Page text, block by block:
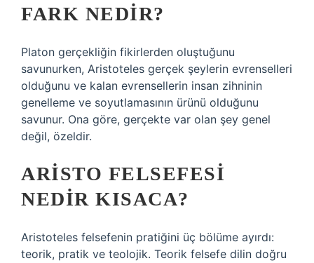
FARK NEDIR?
Platon gerçekliğin fikirlerden oluştuğunu
savunurken, Aristoteles gerçek şeylerin evrenselleri
olduğunu ve kalan evrensellerin insan zihninin
genelleme ve soyutlamasının ürünü olduğunu
savunur. Ona göre, gerçekte var olan şey genel
değil, özeldir.
ARISTO FELSEFESI
NEDIR KISACA?
Aristoteles felsefenin pratiğini üç bölüme ayırdı:
teorik, pratik ve teolojik. Teorik felsefe dilin doğru